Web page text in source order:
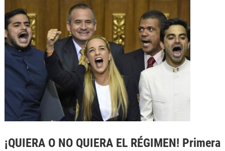
¡QUIERA O NO QUIERA EL RÉGIMEN! Primera